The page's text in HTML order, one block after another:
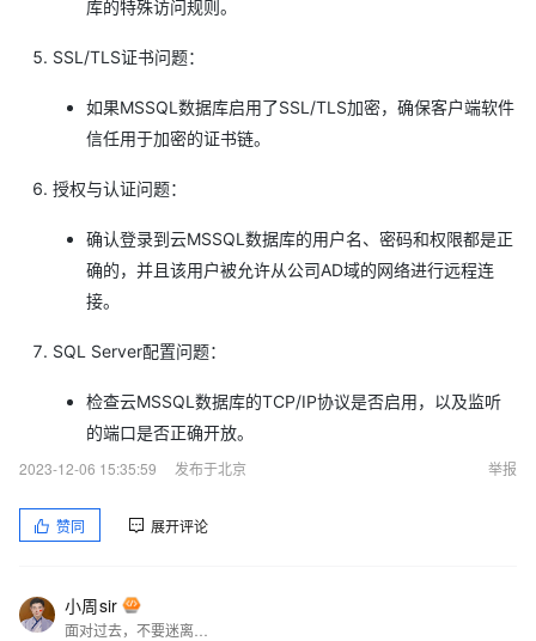
库的特殊访问规则。
SSL/TLS证书问题：
如果MSSQL数据库启用了SSL/TLS加密，确保客户端软件
信任用于加密的证书链。
授权与认证问题：
确认登录到云MSSQL数据库的用户名、密码和权限都是正
确的，并且该用户被允许从公司AD域的网络进行远程连
接。
SQL Server配置问题：
检查云MSSQL数据库的TCP/IP协议是否启用，以及监听
的端口是否正确开放。
2023-12-06 15:35:59
发布于北京 举报
赞同 展开评论
小周sir